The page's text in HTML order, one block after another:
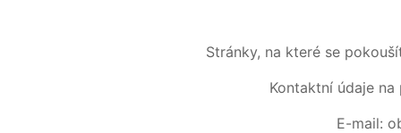
Stránky, na které se
Kontaktní údaje
E-mail: